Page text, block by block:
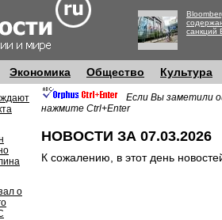
санкций
Экономика Общество Культура
о
Если Вы заметили
нажмите Ctrl+Enter
НОВОСТИ ЗА 07.03.2026
К сожалению, в этот день